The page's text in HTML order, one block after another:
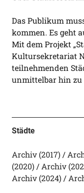
Das Publikum
kommen. Es geht
Mit dem Projekt
Kultursekretariat
teilnehmenden
unmittelbar hin zu
Städte
Archiv (2017)
(2020)
Archiv
Archiv (2024)